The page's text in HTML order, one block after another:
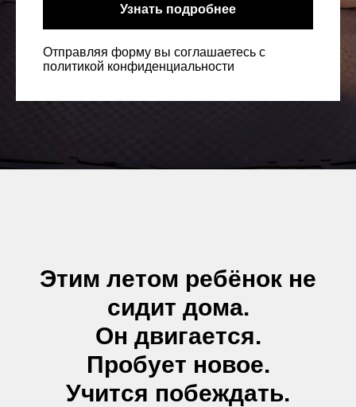
Узнать подробнее
Отправляя форму вы соглашаетесь с
политикой конфиденциальности
Этим летом ребёнок не
сидит дома.
Он двигается.
Пробует новое.
Учится побеждать.